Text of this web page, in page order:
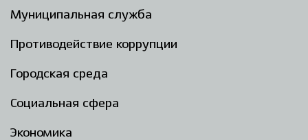
Муниципальная служба
Противодействие коррупции
Городская среда
Социальная сфера
Экономика